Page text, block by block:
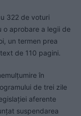
322 de voturi
aprobare a legii de
un termen prea
de 110 pagini.
în
de trei zile
aferente
suspendarea